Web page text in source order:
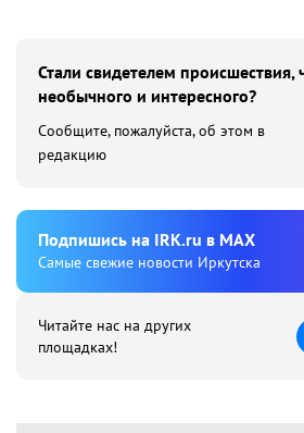
Стали свидетелем происшествия,
необычного и интересного?
Сообщите, пожалуйста, об этом в
редакцию
Подпишиcь на IRK.ru в MAX
Cамые свежие новости Иркутска
Читайте нас на других
площадках!